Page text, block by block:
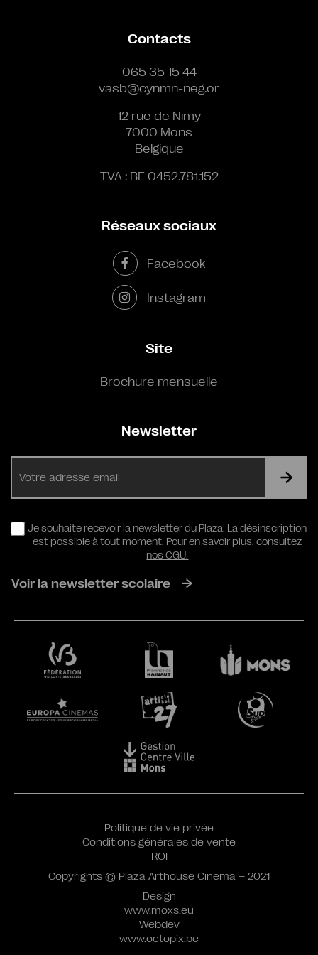
Contacts
065 35 15 44
vasb@cynmn-neg.or
12 rue de Nimy
7000 Mons
Belgique
TVA : BE 0452.781.152
Réseaux sociaux
Facebook
Instagram
Site
Brochure mensuelle
Newsletter
RGPD
Je souhaite recevoir la newsletter du Plaza. La désinscription
est possible à tout moment. Pour en savoir plus,consultez
nos CGU.
Voir la newsletter scolaire
Design
www.moxs.eu
Webdev
www.octopix.be
Politique de vie privée
Conditions générales de vente
ROI
Copyrights © Plaza Arthouse Cinema – 2021